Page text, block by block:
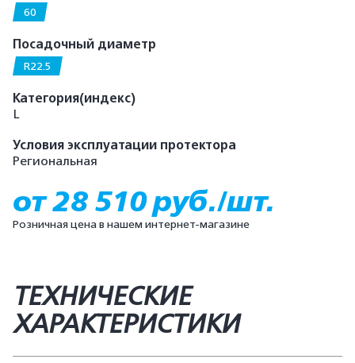
60
Посадочный диаметр
R22.5
Категория(индекс)
L
Условия эксплуатации протектора
Региональная
от 28 510 руб./шт.
Розничная цена в нашем интернет-магазине
ТЕХНИЧЕСКИЕ
ХАРАКТЕРИСТИКИ